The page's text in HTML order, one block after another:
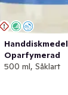
Handdiskmedel
Oparfymerad
500 ml, Såklart